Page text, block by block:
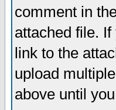
comment in
attached file.
link to the
upload
above until